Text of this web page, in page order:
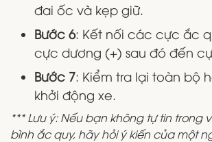
đai ốc và kẹp giữ.
Bước 6: Kết nối các cực ắc
cực dương (+) sau đó đến
Bước 7: Kiểm tra lại toàn bộ
khởi động xe.
*** Lưu ý: Nếu bạn không tự tin trong
bình ắc quy, hãy hỏi ý kiến của một